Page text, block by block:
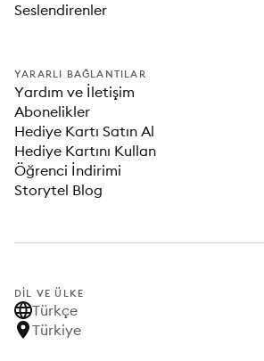
Seslendirenler
YARARLI BAĞLANTILAR
Yardım ve İletişim
Abonelikler
Hediye Kartı Satın Al
Hediye Kartını Kullan
Öğrenci İndirimi
Storytel Blog
DIL VE ÜLKE
Türkçe
Türkiye